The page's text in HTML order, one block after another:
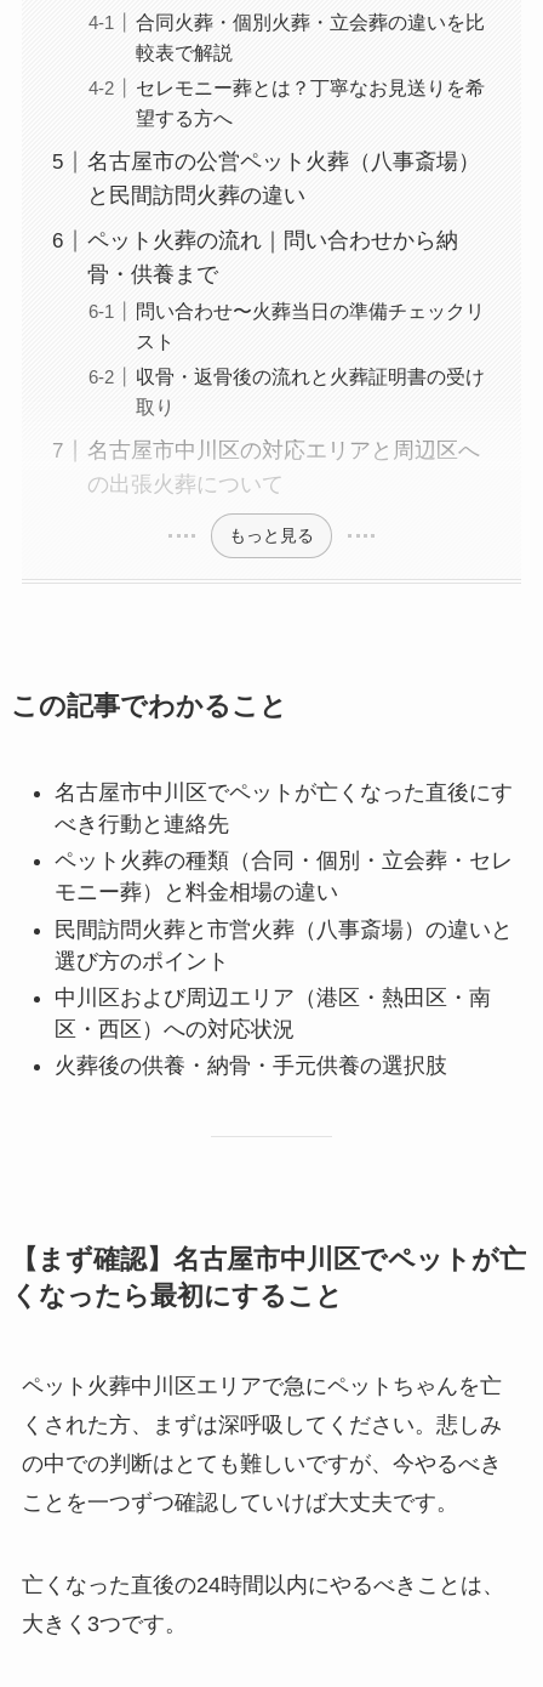
合同火葬・個別火葬・立会葬の違いを比
較表で解説
セレモニー葬とは？丁寧なお見送りを希
望する方へ
名古屋市の公営ペット火葬（八事斎場）
と民間訪問火葬の違い
ペット火葬の流れ｜問い合わせから納
骨・供養まで
問い合わせ〜火葬当日の準備チェックリ
スト
収骨・返骨後の流れと火葬証明書の受け
取り
名古屋市中川区の対応エリアと周辺区へ
の出張火葬について
もっと見る
この記事でわかること
名古屋市中川区でペットが亡くなった直後にす
べき行動と連絡先
ペット火葬の種類（合同・個別・立会葬・セレ
モニー葬）と料金相場の違い
民間訪問火葬と市営火葬（八事斎場）の違いと
選び方のポイント
中川区および周辺エリア（港区・熱田区・南
区・西区）への対応状況
火葬後の供養・納骨・手元供養の選択肢
【まず確認】名古屋市中川区でペットが亡
くなったら最初にすること
ペット火葬中川区エリアで急にペットちゃんを亡
くされた方、まずは深呼吸してください。悲しみ
の中での判断はとても難しいですが、今やるべき
ことを一つずつ確認していけば大丈夫です。
亡くなった直後の24時間以内にやるべきことは、
大きく3つです。